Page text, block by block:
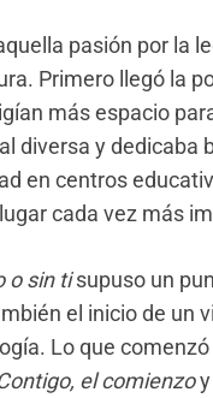
pasión por la
Primero llegó la
más espacio
diversa y dedicaba
en centros
cada vez más
o sin tisupuso un
el inicio de un
Lo que
el comienzoy